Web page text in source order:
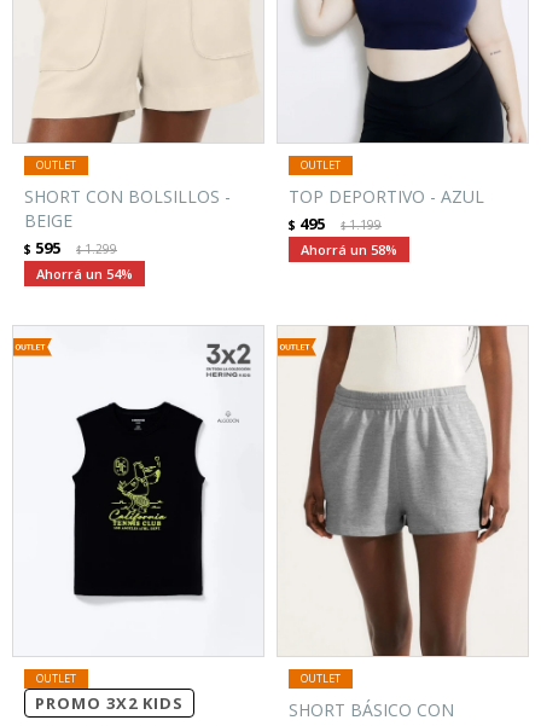
SHORT CON BOLSILLOS -
BEIGE
$ 595 $1.299
54
TOP DEPORTIVO - AZUL
$ 495 $1.199
58
PROMO 3X2 KIDS
SHORT BÁSICO CON